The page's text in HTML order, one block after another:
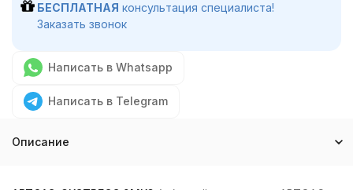
БЕСПЛАТНАЯ консультация специалиста!
Заказать звонок
Написать в Whatsapp
Написать в Telegram
Описание